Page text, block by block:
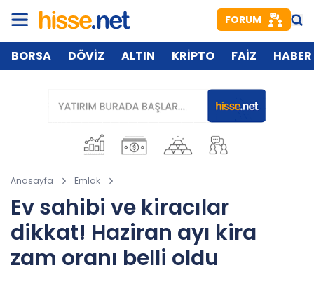
FORUM
BORSA DÖVİZ ALTIN KRİPTO FAİZ HABER
Anasayfa Emlak
Ev sahibi ve kiracılar
dikkat! Haziran ayı kira
zam oranı belli oldu